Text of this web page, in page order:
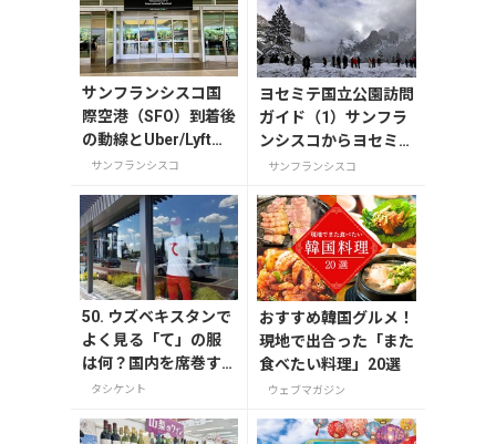
サンフランシスコ国
際空港（SFO）到着後
の動線とUber/Lyft乗
り場ガイド【2025年
サンフランシスコ
ヨセミテ国立公園訪問
ガイド（1）サンフラ
ンシスコからヨセミテ
へ(2025年）入園チケ
サンフランシスコ
50. ウズベキスタンで
よく見る「て」の服
は何？国内を席巻す
るブランド7SABER直
タシケント
おすすめ韓国グルメ！
現地で出合った「また
食べたい料理」20選
ウェブマガジン